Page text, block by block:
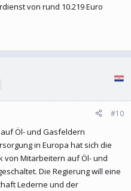
von rund 10.219 Euro
#10
Öl- und Gasfeldern
in Europa hat sich die
von Mitarbeitern auf Öl- und
Die Regierung will eine
Lederne und der